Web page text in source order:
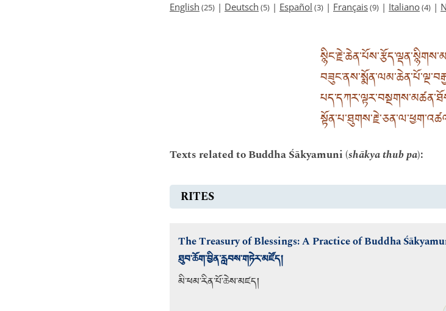
English (25) | Deutsch (5) | Español (3) | Français(9) | Italiano(4) |
Texts related to Buddha Śākyamuni (shākya thub pa):
RITES
The Treasury of Blessings: A Practice of Buddha
ཐུབ་ཆོག་བྱིན་རླབས་གཏེར་མཛོད།
མི་ཕམ་རིན་པོ་ཆེས་མཛད།